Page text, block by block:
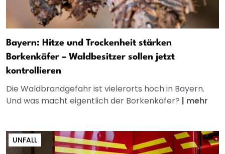
Bayern: Hitze und Trockenheit stärken
Borkenkäfer – Waldbesitzer sollen jetzt
kontrollieren
Die Waldbrandgefahr ist vielerorts hoch in Bayern.
Und was macht eigentlich der Borkenkäfer? | mehr
UNFALL